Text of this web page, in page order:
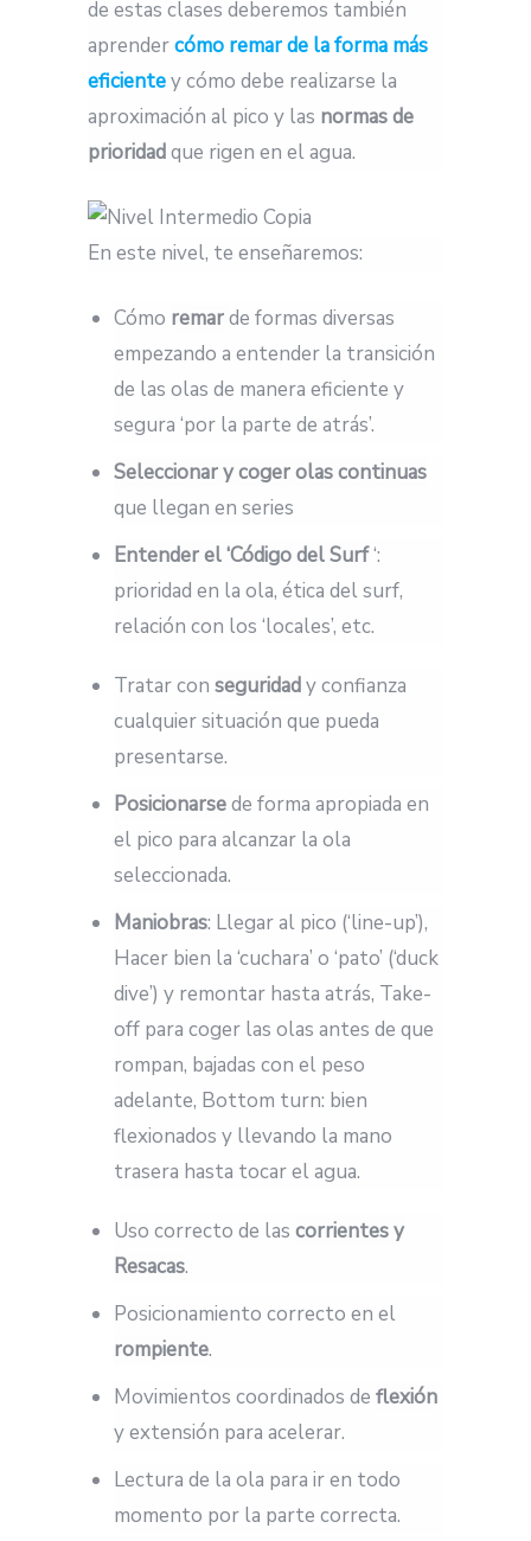
de estas clases deberemos también
aprendercómo remar de la forma más
eficientey cómo debe realizarse la
aproximación al pico y las normas de
prioridadque rigen en el agua.
En este nivel, te enseñaremos:
Cómo remarde formas diversas
empezando a entender la transición
de las olas de manera eficiente y
segura ‘por la parte de atrás’.
Seleccionar y coger olas continuas
que llegan en series
Entender el ‘Código del Surf‘:
prioridad en la ola, ética del surf,
relación con los ‘locales’, etc.
Tratar conseguridady confianza
cualquier situación que pueda
presentarse.
Posicionarsede forma apropiada en
el pico para alcanzar la ola
seleccionada.
Maniobras: Llegar al pico (‘line-up’),
Hacer bien la ‘cuchara’ o ‘pato’ (‘duck
dive’) y remontar hasta atrás, Take-
off para coger las olas antes de que
rompan, bajadas con el peso
adelante, Bottom turn: bien
flexionados y llevando la mano
trasera hasta tocar el agua.
Uso correcto de lascorrientes y
Resacas.
Posicionamiento correcto en el
rompiente.
Movimientos coordinados deflexión
y extensión para acelerar.
Lectura de la ola para ir en todo
momento por la parte correcta.